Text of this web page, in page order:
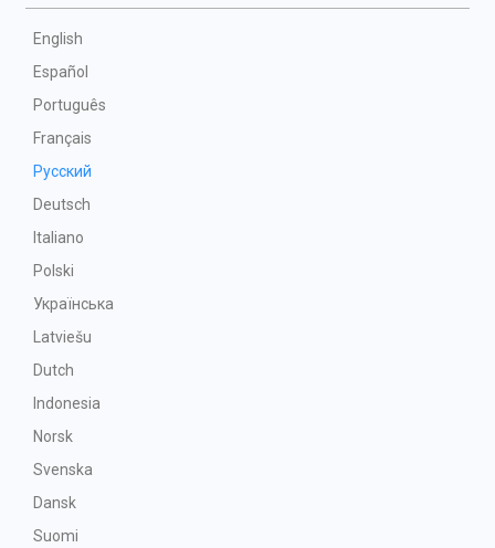
English
Español
Português
Français
Русский
Deutsch
Italiano
Polski
Українська
Latviešu
Dutch
Indonesia
Norsk
Svenska
Dansk
Suomi